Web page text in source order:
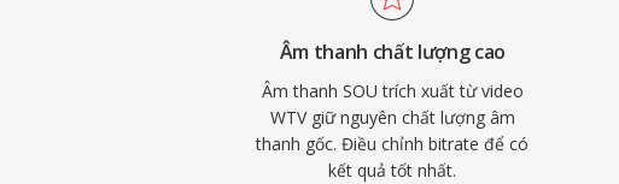
Âm thanh chất lượng cao
Âm thanh SOU trích xuất từ video
WTV giữ nguyên chất lượng âm
thanh gốc. Điều chỉnh bitrate để có
kết quả tốt nhất.